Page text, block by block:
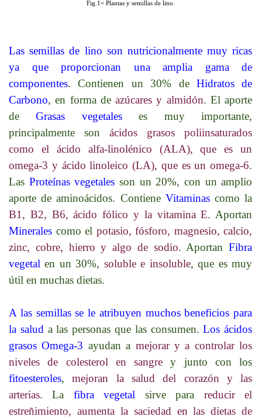
Fig.1= Plantas y semillas de lino.
Las semillas de lino son nutricionalmente muy ricas
ya que proporcionan una amplia gama de
componentes. Contienen un 30% de Hidratos de
Carbono, en forma deazúcares y almidón. El aporte
deGrasas vegetaleses muy importante,
principalmente sonácidos grasos poliinsaturados
como el ácido alfa-linolénico (ALA), que es un
omega-3 y ácido linoleico (LA), que es un omega-6.
Las Proteínas vegetales son un 20%, con un amplio
aporte de aminoácidos. Contiene Vitaminascomo la
B1, B2, B6, ácido fólico y la vitamina E. Aportan
Minerales como el potasio, fósforo, magnesio, calcio,
zinc, cobre, hierro y algo de sodio. AportanFibra
vegetal en un 30%, soluble e insoluble, que es muy
útil en muchas dietas.
A las semillas se le atribuyen muchos beneficios para
la salud a las personas que las consumen.Los ácidos
grasos Omega-3 ayudan a mejorar y a controlar los
niveles de colesterol en sangre y junto con los
fitoesteroles,mejoran la salud del corazón y las
arterias. La fibra vegetal sirve para reducir el
estreñimiento, aumenta la saciedad en las dietas de